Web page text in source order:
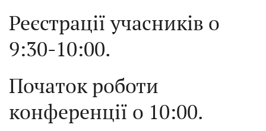
Реєстрації учасників о
9:30-10:00.
Початок роботи
конференції о 10:00.